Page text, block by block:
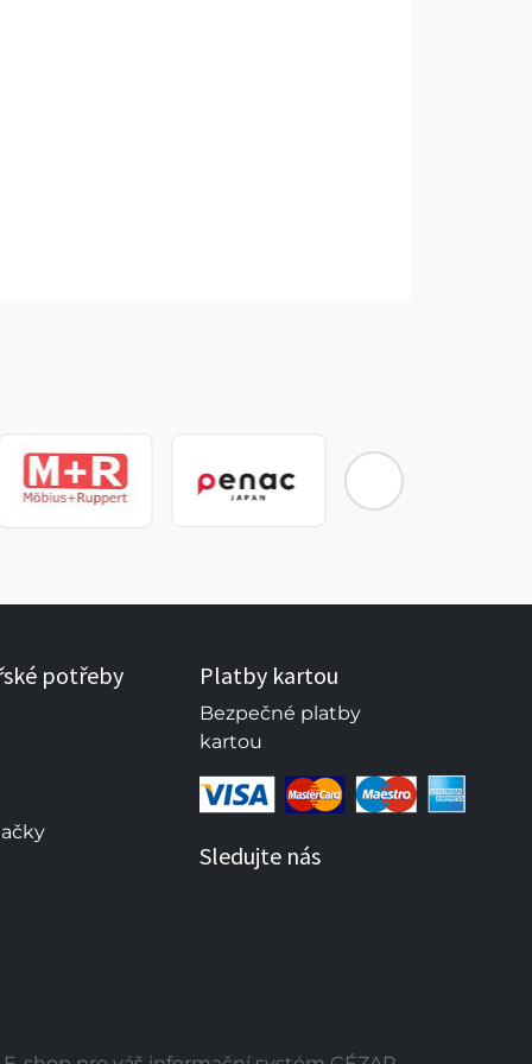
potřeby Platby kartou
Bezpečné platby
kartou
Sledujte nás